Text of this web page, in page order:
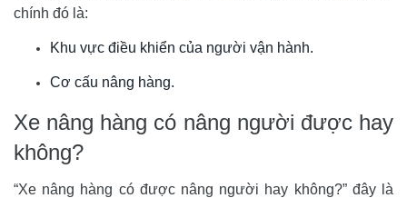
chính đó là:
Khu vực điều khiển của người vận hành.
Cơ cấu nâng hàng.
Xe nâng hàng có nâng người được hay
không?
“Xe nâng hàng có được nâng người hay không?” đây là